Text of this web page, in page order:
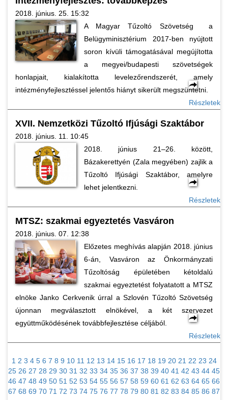
2018. június. 25. 15:32
A Magyar Tűzoltó Szövetség a
Belügyminisztérium 2017-ben nyújtott
soron kívüli támogatásával megújította
a megyei/budapesti szövetségek
honlapjait, kialakította levelezőrendszerét, amely
intézményfejlesztéssel jelentős hiányt sikerült megszüntetni.
Részletek
XVII. Nemzetközi Tűzoltó Ifjúsági Szaktábor
2018. június. 11. 10:45
2018. június 21–26. között,
Bázakerettyén (Zala megyében) zajlik a
Tűzoltó Ifjúsági Szaktábor, amelyre
lehet jelentkezni.
Részletek
MTSZ: szakmai egyeztetés Vasváron
2018. június. 07. 12:38
Előzetes meghívás alapján 2018. június
6-án, Vasváron az Önkormányzati
Tűzoltóság épületében kétoldalú
szakmai egyeztetést folyatatott a MTSZ
elnöke Janko Cerkvenik úrral a Szlovén Tűzoltó Szövetség
újonnan megválasztott elnökével, a két szervezet
együttműködésének továbbfejlesztése céljából.
Részletek
1 2 3 4 5 6 7 8 9 10 11 12 13 14 15 16 17 18 19 20 21 22 23 24
25 26 27 28 29 30 31 32 33 34 35 36 37 38 39 40 41 42 43 44 45
46 47 48 49 50 51 52 53 54 55 56 57 58 59 60 61 62 63 64 65 66
67 68 69 70 71 72 73 74 75 76 77 78 79 80 81 82 83 84 85 86 87